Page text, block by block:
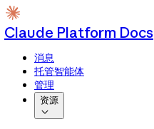
Claude Platform Docs
消息
托管智能体
管理
资源
